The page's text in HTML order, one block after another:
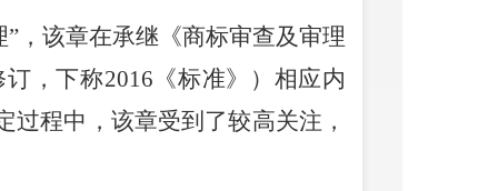
，该章在承继《商标审查及审理
，下称2016《标准》）相应内
程中，该章受到了较高关注，